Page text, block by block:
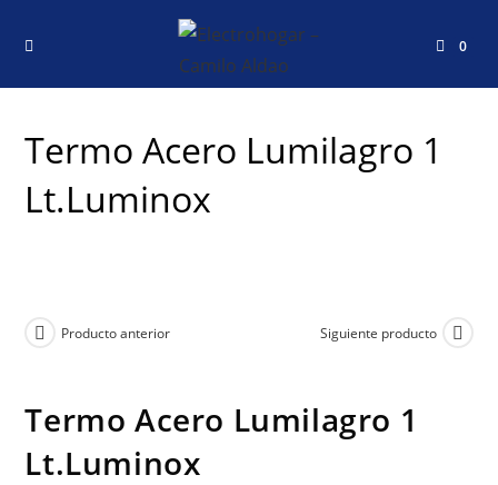
0
Termo Acero Lumilagro 1
Lt.Luminox
Producto anterior Siguiente producto
Termo Acero Lumilagro 1
Lt.Luminox